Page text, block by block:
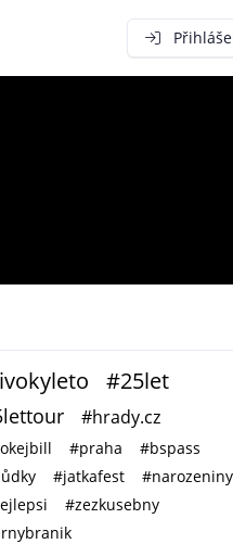
#25let
#hrady.cz
#praha
#bspass
#jatkafest
#narozeniny
#zezkusebny